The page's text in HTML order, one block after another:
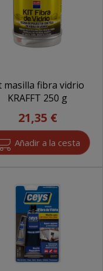
masilla fibra vidrio
KRAFFT 250 g
21,35 €